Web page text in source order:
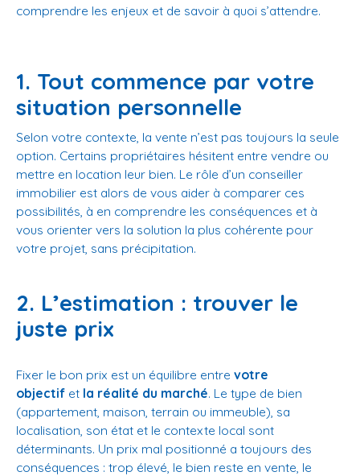
comprendre les enjeux et de savoir à quoi s’attendre.
1. Tout commence par votre
situation personnelle
Selon votre contexte, la vente n’est pas toujours la seule
option. Certains propriétaires hésitent entre vendre ou
mettre en location leur bien. Le rôle d’un conseiller
immobilier est alors de vous aider à comparer ces
possibilités, à en comprendre les conséquences et à
vous orienter vers la solution la plus cohérente pour
votre projet, sans précipitation.
2. L’estimation : trouver le
juste prix
Fixer le bon prix est un équilibre entre votre
objectif et la réalité du marché. Le type de bien
(appartement, maison, terrain ou immeuble), sa
localisation, son état et le contexte local sont
déterminants. Un prix mal positionné a toujours des
conséquences : trop élevé, le bien reste en vente, le